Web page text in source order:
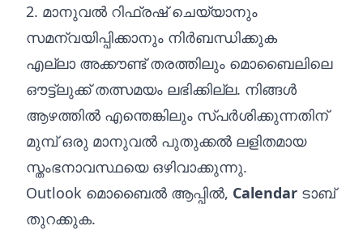
2. മാനുവൽ റിഫ്രഷ് ചെയ്യാനും
സമന്വയിപ്പിക്കാനും നിർബന്ധിക്കുക
എല്ലാ അക്കൗണ്ട് തരത്തിലും മൊബൈലിലെ
ഔട്ട്‌ലുക്ക് തത്സമയം ലഭിക്കില്ല. നിങ്ങൾ
ആഴത്തിൽ എന്തെങ്കിലും സ്പർശിക്കുന്നതിന്
മുമ്പ് ഒരു മാനുവൽ പുതുക്കൽ ലളിതമായ
സ്തംഭനാവസ്ഥയെ ഒഴിവാക്കുന്നു.
Outlook മൊബൈൽ ആപ്പിൽ, Calendar ടാബ്
തുറക്കുക.